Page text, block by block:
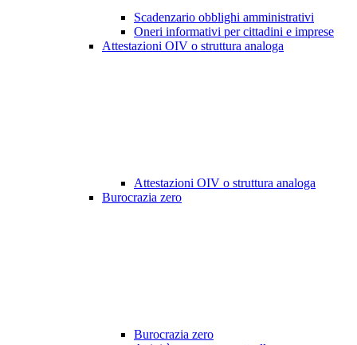
Scadenzario obblighi amministrativi
Oneri informativi per cittadini e imprese
Attestazioni OIV o struttura analoga
Attestazioni OIV o struttura analoga
Burocrazia zero
Burocrazia zero